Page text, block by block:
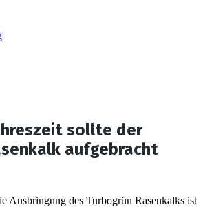
sollte der
aufgebracht
Ausbringung des Turbogrün Rasenkalks ist